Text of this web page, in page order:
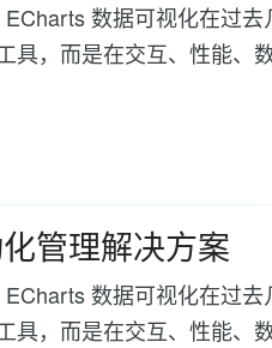
数据可视化在过
具，而是在交互、性能、
管理解决方案
数据可视化在过
具，而是在交互、性能、